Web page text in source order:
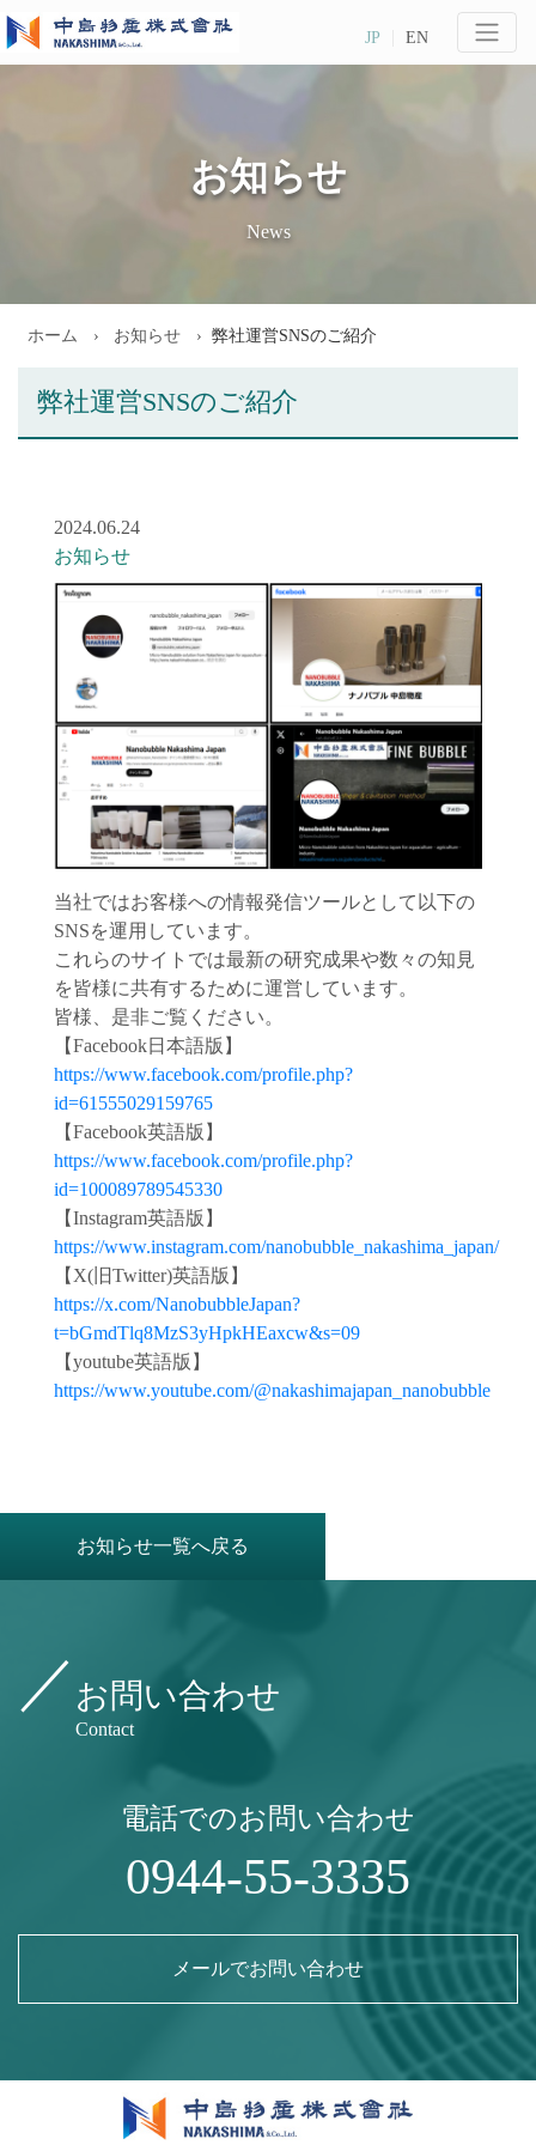
EN
JP
お知らせ
News
ホーム お知らせ 弊社運営SNSのご紹介
弊社運営SNSのご紹介
2024.06.24
お知らせ
当社ではお客様への情報発信ツールとして以下の
SNSを運用しています。
これらのサイトでは最新の研究成果や数々の知見
を皆様に共有するために運営しています。
皆様、是非ご覧ください。
【Facebook日本語版】
https://www.facebook.com/profile.php?
id=61555029159765
【Facebook英語版】
https://www.facebook.com/profile.php?
id=100089789545330
【Instagram英語版】
https://www.instagram.com/nanobubble_nakashima_japan/
【X(旧Twitter)英語版】
https://x.com/NanobubbleJapan?
t=bGmdTlq8MzS3yHpkHEaxcw&s=09
【youtube英語版】
https://www.youtube.com/@nakashimajapan_nanobubble
お知らせ一覧へ戻る
お問い合わせ
Contact
電話でのお問い合わせ
0944-55-3335
メールでお問い合わせ